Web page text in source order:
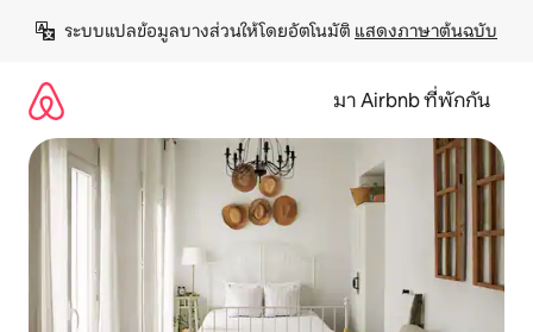
เนื้อหา
ระบบแปลข้อมูลบางส่วนให้โดยอัตโนมัติ แสดงภาษาต้นฉบับ
มา Airbnb ที่พักกัน